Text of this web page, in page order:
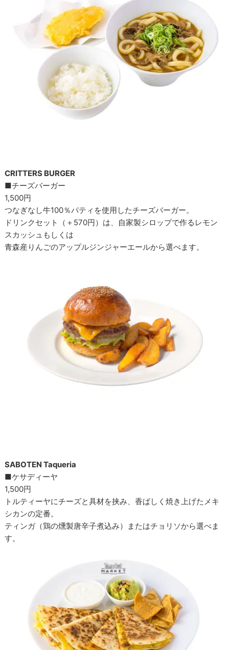
CRITTERS BURGER
■チーズバーガー
1,500円
つなぎなし牛100％パティを使用したチーズバーガー。
ドリンクセット（＋570円）は、自家製シロップで作るレモン
スカッシュもしくは
青森産りんごのアップルジンジャーエールから選べます。
SABOTEN Taqueria
■ケサディーヤ
1,500円
トルティーヤにチーズと具材を挟み、香ばしく焼き上げたメキ
シカンの定番。
ティンガ（鶏の燻製唐辛子煮込み）またはチョリソから選べま
す。